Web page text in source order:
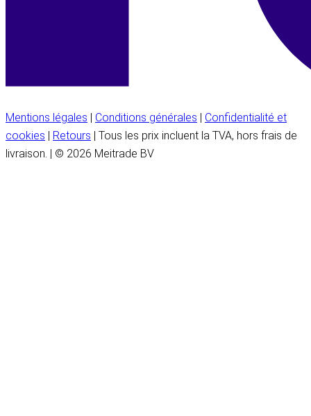
Mentions légales Conditions générales
Confidentialité et
cookies
Retours | Tous les prix incluent la TVA, hors frais de
livraison. | © 2026 Meitrade BV